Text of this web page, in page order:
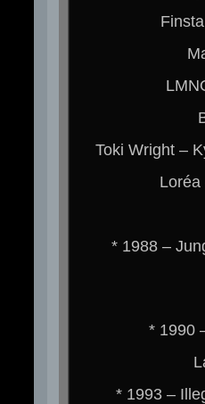
Toki Wright –
* 1988 –
* 1990
* 1993 –